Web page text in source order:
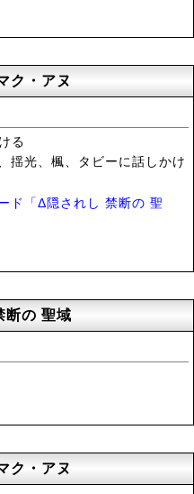
ク・アヌ
る
揺光、楓、タビーに話しかけ
ド「Δ隠されし 禁断の 聖
断の 聖域
ク・アヌ